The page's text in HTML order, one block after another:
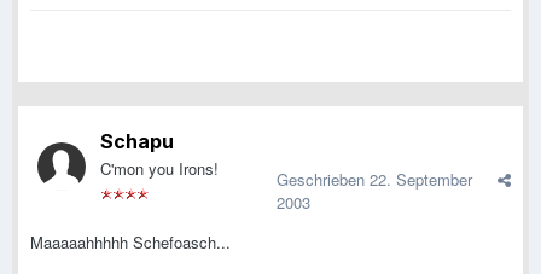
Schapu
C'mon you Irons! Geschrieben 22. September
2003
Maaaaahhhhh Schefoasch...